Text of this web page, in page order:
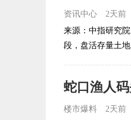
资讯中心 2天前
来源：中指研究
段，盘活存量土
蛇口渔人
楼市爆料 2天前